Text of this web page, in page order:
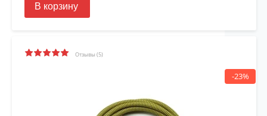
В корзину
Отзывы (5)
-23%